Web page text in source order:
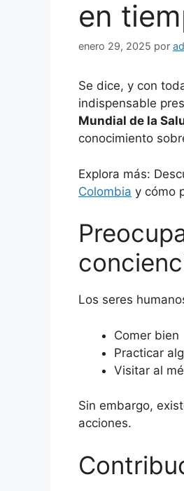
en
enero 29, 2025 por
Se dice, y con
indispensable
Mundial de la
conocimiento
Explora más:
Colombia y cómo
Los seres
Comer bien
Practicar
Visitar al
Sin embargo,
acciones.